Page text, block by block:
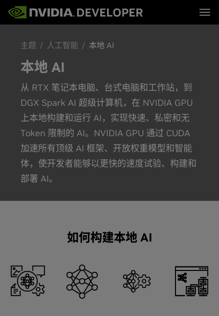
首页
博客
论坛 (英文)
文档
培训
主题
平台与工具
资源
主题 人工智能 本地 AI
本地 AI
从 RTX 笔记本电脑、台式电脑和工作站，到
DGX Spark AI 超级计算机，在 NVIDIA GPU
上本地构建和运行 AI，实现快速、私密和无
Token 限制的 AI。NVIDIA GPU 通过 CUDA
加速所有顶级 AI 框架、开放权重模型和智能
体，使开发者能够以更快的速度试验、构建和
部署 AI。
如何构建本地 AI